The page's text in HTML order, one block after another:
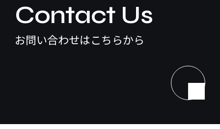
Contact Us
お問い合わせはこちらから